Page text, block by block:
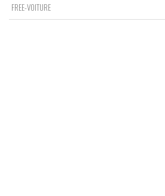
FREE-VOITURE